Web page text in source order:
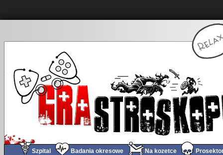
Szpital Badania okresowe Na kozetce